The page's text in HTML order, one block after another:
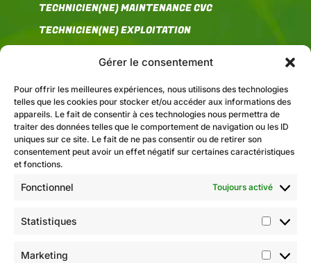
Gérer le consentement
Pour offrir les meilleures expériences, nous utilisons des technologies
telles que les cookies pour stocker et/ou accéder aux informations des
appareils. Le fait de consentir à ces technologies nous permettra de
traiter des données telles que le comportement de navigation ou les ID
uniques sur ce site. Le fait de ne pas consentir ou de retirer son
consentement peut avoir un effet négatif sur certaines caractéristiques
et fonctions.
Fonctionnel Toujours activé
Statistiques
Marketing
TECHNICIEN(NE) MAINTENANCE CVC
TECHNICIEN(NE) EXPLOITATION
COMMUNICATION
FEDENE
11 rue Berryer,
75008 Paris
communication@fedene.fr
Suivez-nous sur les réseaux sociaux :